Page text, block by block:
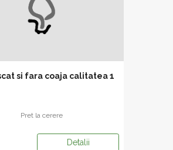
si fara coaja calitatea 1
Pret la cerere
Detalii